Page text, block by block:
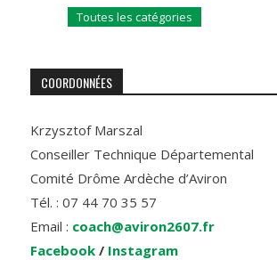
Toutes les catégories
COORDONNÉES
Krzysztof Marszal
Conseiller Technique Départemental
Comité Drôme Ardèche d’Aviron
Tél. : 07 44 70 35 57
Email : coach@aviron2607.fr
Facebook/ Instagram